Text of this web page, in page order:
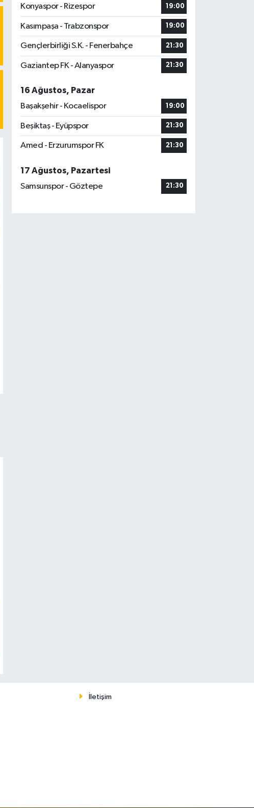
Konyaspor - Rizespor
19:00
Kasımpaşa - Trabzonspor 19:00
Gençlerbirliği S.K. - Fenerbahçe 21:30
Gaziantep FK - Alanyaspor 21:30
16 Ağustos, Pazar
Başakşehir - Kocaelispor
19:00
Beşiktaş - Eyüpspor 21:30
Amed - Erzurumspor FK 21:30
17 Ağustos, Pazartesi
Samsunspor - Göztepe
21:30
İletişim